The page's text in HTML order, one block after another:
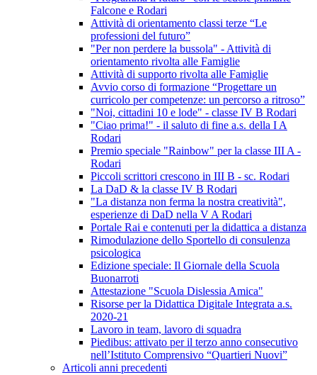
Falcone e Rodari
Attività di orientamento classi terze “Le
professioni del futuro”
"Per non perdere la bussola" - Attività di
orientamento rivolta alle Famiglie
Attività di supporto rivolta alle Famiglie
Avvio corso di formazione “Progettare un
curricolo per competenze: un percorso a ritroso”
"Noi, cittadini 10 e lode" - classe IV B Rodari
"Ciao prima!" - il saluto di fine a.s. della I A
Rodari
Premio speciale "Rainbow" per la classe III A -
Rodari
Piccoli scrittori crescono in III B - sc. Rodari
La DaD & la classe IV B Rodari
"La distanza non ferma la nostra creatività",
esperienze di DaD nella V A Rodari
Portale Rai e contenuti per la didattica a distanza
Rimodulazione dello Sportello di consulenza
psicologica
Edizione speciale: Il Giornale della Scuola
Buonarroti
Attestazione "Scuola Dislessia Amica"
Risorse per la Didattica Digitale Integrata a.s.
2020-21
Lavoro in team, lavoro di squadra
Piedibus: attivato per il terzo anno consecutivo
nell’Istituto Comprensivo “Quartieri Nuovi”
Articoli anni precedenti